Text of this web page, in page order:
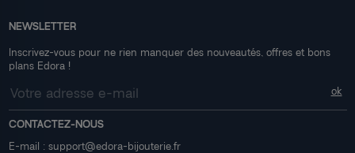
NEWSLETTER
Inscrivez-vous pour ne rien manquer des nouveautés, offres et bons
plans Edora !
CONTACTEZ-NOUS
E-mail : support@edora-bijouterie.fr